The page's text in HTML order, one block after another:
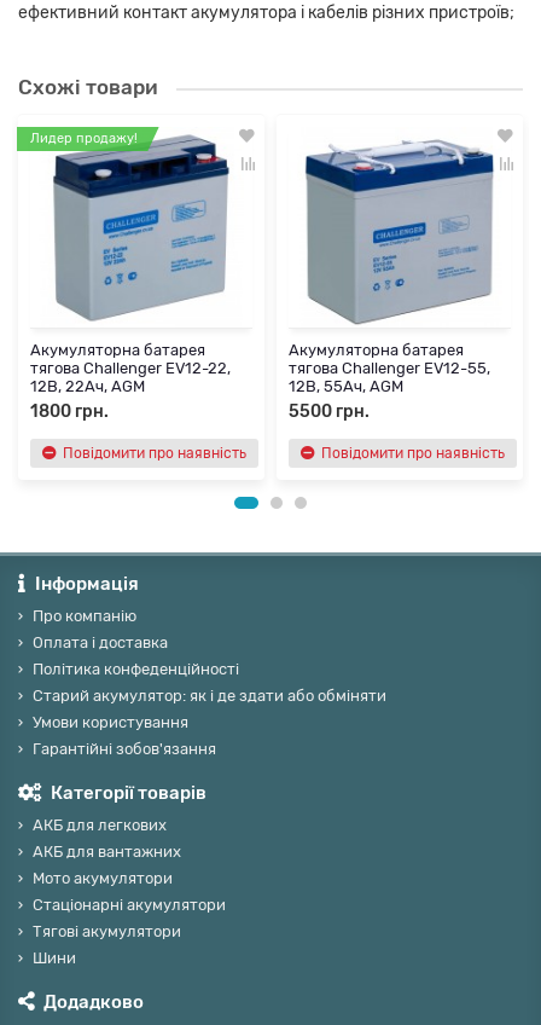
ефективний контакт акумулятора і кабелів різних пристроїв;
Схожі товари
Лидер продажу!
Акумуляторна батарея
тягова Challenger EV12-22,
12В, 22Ач, AGM
1800 грн.
Повідомити про наявність
Акумуляторна батарея
тягова Challenger EV12-55,
12В, 55Ач, AGM
5500 грн.
Повідомити про наявність
Інформація
Про компанію
Оплата і доставка
Політика конфеденційності
Старий акумулятор: як і де здати або обміняти
Умови користування
Гарантійні зобов'язання
Категорії товарів
АКБ для легкових
АКБ для вантажних
Мото акумулятори
Стаціонарні акумулятори
Тягові акумулятори
Шини
Додадково